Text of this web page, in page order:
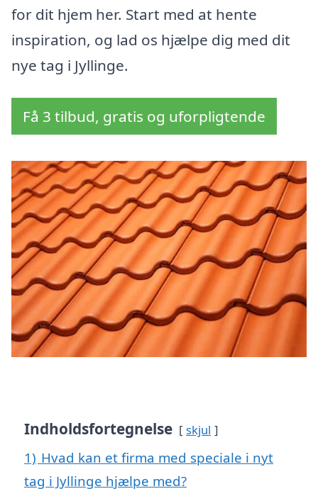
for dit hjem her. Start med at hente
inspiration, og lad os hjælpe dig med dit
nye tag i Jyllinge.
Få 3 tilbud, gratis og uforpligtende
Indholdsfortegnelse skjul
1) Hvad kan et firma med speciale i nyt
tag i Jyllinge hjælpe med?